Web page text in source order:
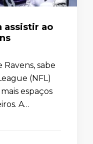
assistir ao
sabe
(NFL)
espaços
A